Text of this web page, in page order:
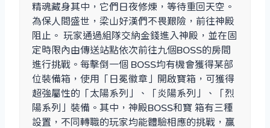
精魂藏身其中，它們日夜修煉，等待重回天空。
為保人間盛世，梁山好漢們不畏艱險，前往神殿
阻止。 玩家通過組隊交納金錢進入神殿，並在固
定時限內由傳送站點依次前往九個BOSS的房間
進行挑戰。每擊倒一個 BOSS均有機會獲得某部
位裝備箱，使用「日冕徽章」開啟寶箱，可獲得
超強屬性的「太陽系列」、「炎陽系列」、「烈
陽系列」裝備。其中，神殿BOSS和寶 箱有三種
設置，不同轉職的玩家均能體驗相應的挑戰，贏